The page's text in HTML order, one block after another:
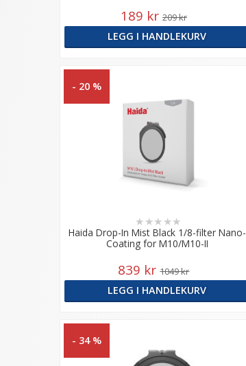
189 kr 209 kr
LEGG I HANDLEKURV
- 20 %
Haida Drop-In Mist Black 1/8-filter Nano-
Coating for M10/M10-II
★ ★★ ★★
839 kr 1049 kr
LEGG I HANDLEKURV
- 34 %